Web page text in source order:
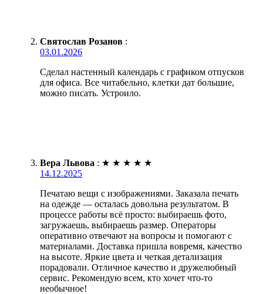
Святослав Розанов :
03.01.2026
Сделал настенный календарь с графиком отпусков
для офиса. Все читабельно, клетки дат большие,
можно писать. Устроило.
Вера Львова : ★ ★ ★ ★ ★
14.12.2025
Печатаю вещи с изображениями. Заказала печать
на одежде — осталась довольна результатом. В
процессе работы всё просто: выбираешь фото,
загружаешь, выбираешь размер. Операторы
оперативно отвечают на вопросы и помогают с
материалами. Доставка пришла вовремя, качество
на высоте. Яркие цвета и четкая детализация
порадовали. Отличное качество и дружелюбный
сервис. Рекомендую всем, кто хочет что-то
необычное!